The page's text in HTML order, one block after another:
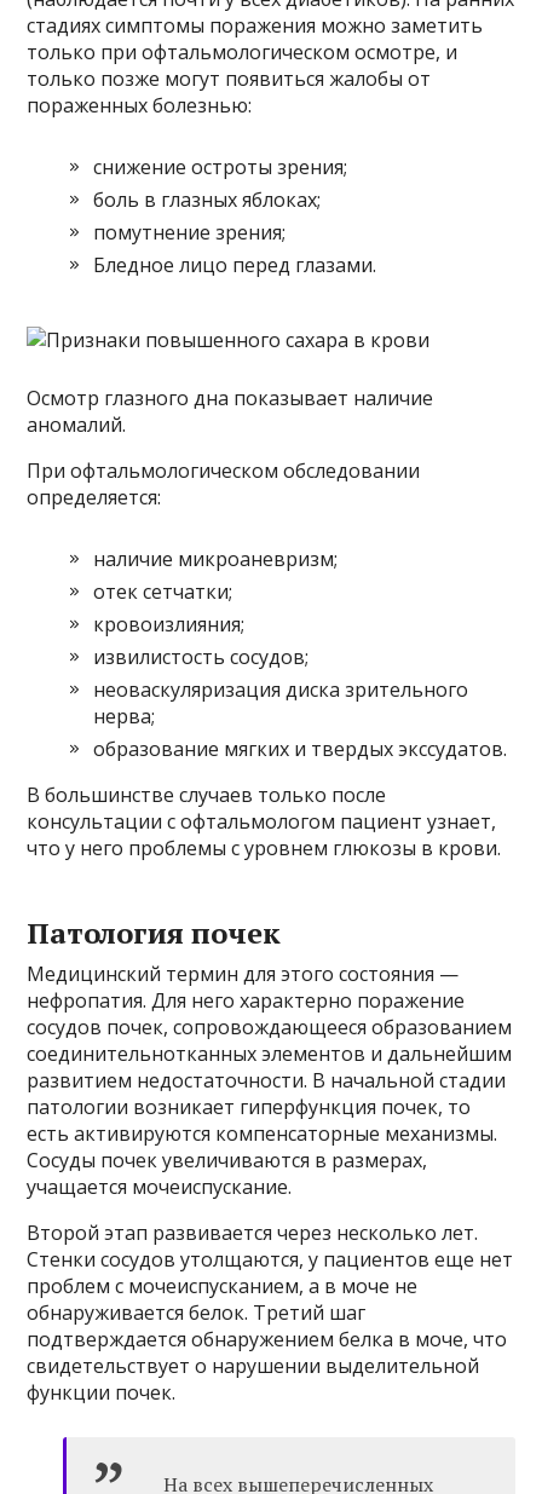
стадиях симптомы поражения можно заметить
только при офтальмологическом осмотре, и
только позже могут появиться жалобы от
пораженных болезнью:
снижение остроты зрения;
боль в глазных яблоках;
помутнение зрения;
Бледное лицо перед глазами.
Осмотр глазного дна показывает наличие
аномалий.
При офтальмологическом обследовании
определяется:
наличие микроаневризм;
отек сетчатки;
кровоизлияния;
извилистость сосудов;
неоваскуляризация диска зрительного
нерва;
образование мягких и твердых экссудатов.
В большинстве случаев только после
консультации с офтальмологом пациент узнает,
что у него проблемы с уровнем глюкозы в крови.
Патология почек
Медицинский термин для этого состояния —
нефропатия. Для него характерно поражение
сосудов почек, сопровождающееся образованием
соединительнотканных элементов и дальнейшим
развитием недостаточности. В начальной стадии
патологии возникает гиперфункция почек, то
есть активируются компенсаторные механизмы.
Сосуды почек увеличиваются в размерах,
учащается мочеиспускание.
Второй этап развивается через несколько лет.
Стенки сосудов утолщаются, у пациентов еще нет
проблем с мочеиспусканием, а в моче не
обнаруживается белок. Третий шаг
подтверждается обнаружением белка в моче, что
свидетельствует о нарушении выделительной
функции почек.
На всех вышеперечисленных